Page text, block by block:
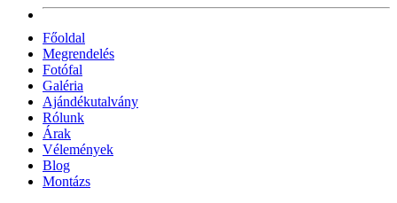
Főoldal
Megrendelés
Fotófal
Galéria
Ajándékutalvány
Rólunk
Árak
Vélemények
Blog
Montázs